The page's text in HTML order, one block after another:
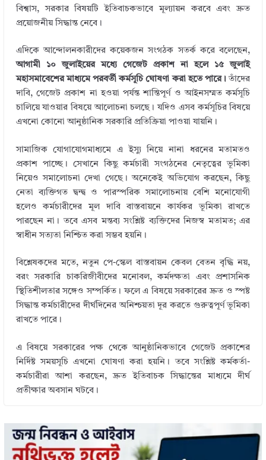
বিশ্বাস, সরকার বিষয়টি ইতিবাচকভাবে মূল্যায়ন করবে এবং দ্রুত
প্রয়োজনীয় সিদ্ধান্ত নেবে।
এদিকে আন্দোলনকারীদের কয়েকজন সংগঠক সতর্ক করে বলেছেন,
আগামী ১০ জুলাইয়ের মধ্যে গেজেট প্রকাশ না হলে ১৫ জুলাই
মহাসমাবেশের মাধ্যমে পরবর্তী কর্মসূচি ঘোষণা করা হতে পারে। তাঁদের
দাবি, গেজেট প্রকাশ না হওয়া পর্যন্ত শান্তিপূর্ণ ও আইনসম্মত কর্মসূচি
চালিয়ে যাওয়ার বিষয়ে আলোচনা চলছে। যদিও এসব কর্মসূচির বিষয়ে
এখনো কোনো আনুষ্ঠানিক সরকারি প্রতিক্রিয়া পাওয়া যায়নি।
সামাজিক যোগাযোগমাধ্যমে এ ইস্যু নিয়ে নানা ধরনের মতামতও
প্রকাশ পাচ্ছে। সেখানে কিছু কর্মচারী সংগঠনের নেতৃত্বের ভূমিকা
নিয়েও সমালোচনা দেখা গেছে। অনেকেই অভিযোগ করছেন, কিছু
নেতা ব্যক্তিগত দ্বন্দ্ব ও পারস্পরিক সমালোচনায় বেশি মনোযোগী
হলেও কর্মচারীদের মূল দাবি বাস্তবায়নে কার্যকর ভূমিকা রাখতে
পারছেন না। তবে এসব মন্তব্য সংশ্লিষ্ট ব্যক্তিদের নিজস্ব মতামত; এর
স্বাধীন সত্যতা নিশ্চিত করা সম্ভব হয়নি।
বিশ্লেষকদের মতে, নতুন পে-স্কেল বাস্তবায়ন কেবল বেতন বৃদ্ধি নয়,
বরং সরকারি চাকরিজীবীদের মনোবল, কর্মদক্ষতা এবং প্রশাসনিক
স্থিতিশীলতার সঙ্গেও সম্পর্কিত। ফলে এ বিষয়ে সরকারের দ্রুত ও স্পষ্ট
সিদ্ধান্ত কর্মচারীদের দীর্ঘদিনের অনিশ্চয়তা দূর করতে গুরুত্বপূর্ণ ভূমিকা
রাখতে পারে।
এ বিষয়ে সরকারের পক্ষ থেকে আনুষ্ঠানিকভাবে গেজেট প্রকাশের
নির্দিষ্ট সময়সূচি এখনো ঘোষণা করা হয়নি। তবে সংশ্লিষ্ট কর্মকর্তা-
কর্মচারীরা আশা করছেন, দ্রুত ইতিবাচক সিদ্ধান্তের মাধ্যমে দীর্ঘ
প্রতীক্ষার অবসান ঘটবে।